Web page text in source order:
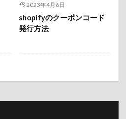
2023年4月6日
shopifyのクーポンコード
発行方法